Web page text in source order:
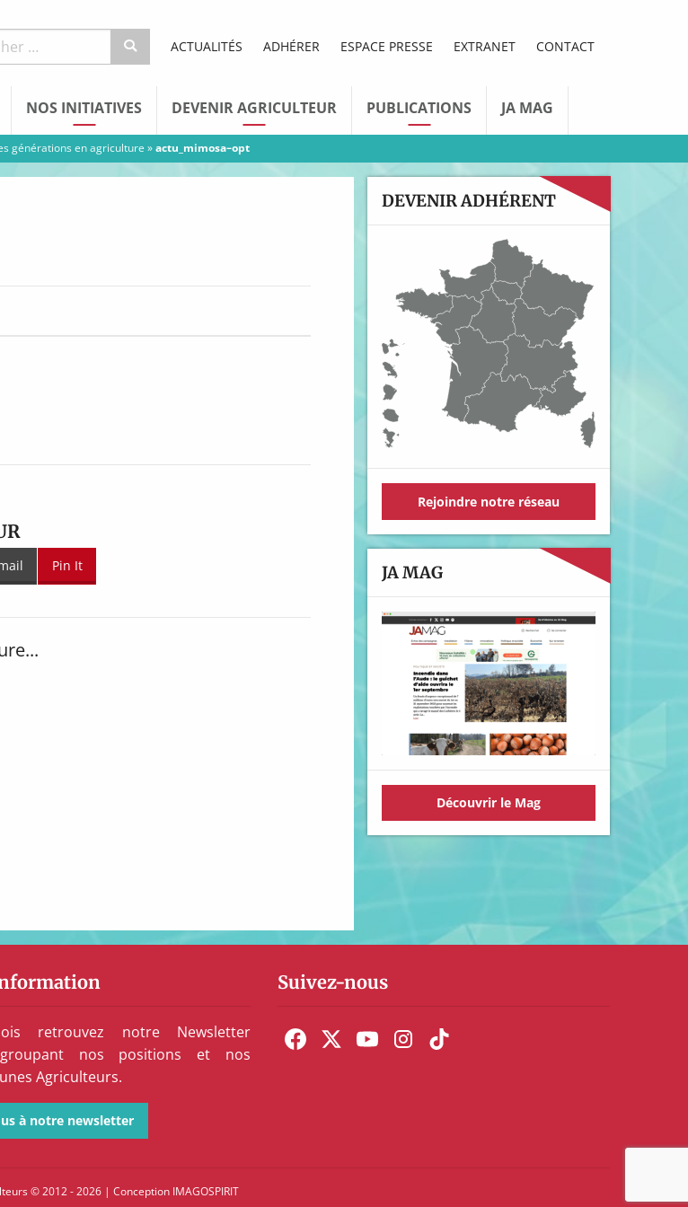
ACTUALITÉS ADHÉRER ESPACE PRESSE EXTRANET CONTACT
NOS INITIATIVES DEVENIR AGRICULTEUR PUBLICATIONS JA MAG
générations en agriculture »actu_mimosa–opt
Pin It
DEVENIR ADHÉRENT
Rejoindre notre réseau
JA MAG
Découvrir le Mag
retrouvez notre Newsletter
nos positions et nos
Agriculteurs.
à notre newsletter
Suivez-nous
© 2012 - 2026 | Conception IMAGOSPIRIT